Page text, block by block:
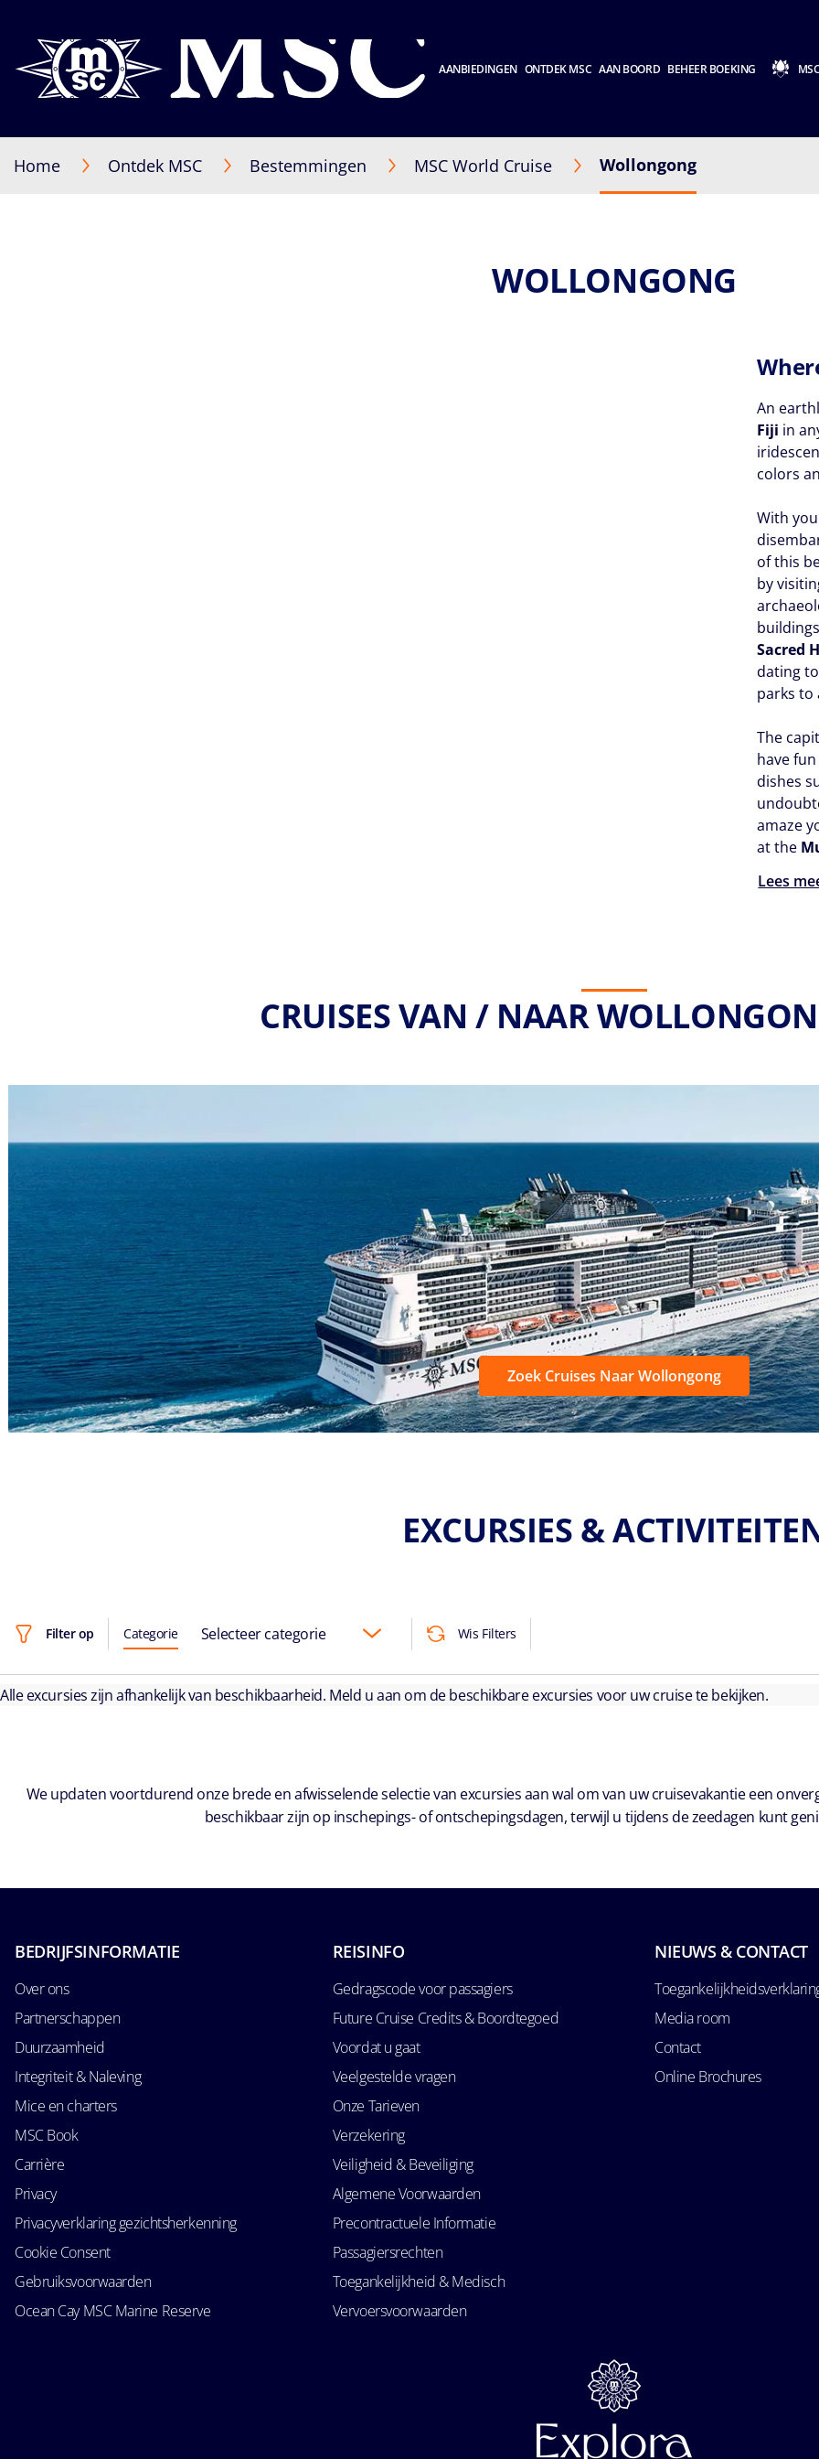
AANBIEDINGEN ONTDEK MSC AAN BOORD BEHEER BOEKING
Home Ontdek MSC Bestemmingen MSC World Cruise Wollongong
WOLLONGONG
An
Fiji in
colors
With
of this
by
Sacred
dating
parks to
The
have
dishes
amaze
at the
Lees
CRUISES VAN / NAAR
Zoek Cruises Naar Wollongong
EXCURSIES &
Filter op Categorie Selecteer categorie Wis Filters
Alle excursies zijn afhankelijk van beschikbaarheid. Meld u aan om de beschikbare excursies voor uw cruise te bekijken.
We updaten voortdurend onze brede en afwisselende selectie van excursies aan wal om van uw cruisevakantie een
beschikbaar zijn op inschepings- of ontschepingsdagen, terwijl u tijdens de zeedagen kunt
BEDRIJFSINFORMATIE
Over ons
Partnerschappen
Duurzaamheid
Integriteit & Naleving
Mice en charters
MSC Book
Carrière
Privacy
Privacyverklaring gezichtsherkenning
Cookie Consent
Gebruiksvoorwaarden
Ocean Cay MSC Marine Reserve
REISINFO
Gedragscode voor passagiers
Future Cruise Credits & Boordtegoed
Voordat u gaat
Veelgestelde vragen
Onze Tarieven
Verzekering
Veiligheid & Beveiliging
Algemene Voorwaarden
Precontractuele Informatie
Passagiersrechten
Toegankelijkheid & Medisch
Vervoersvoorwaarden
NIEUWS & CONTACT
Media room
Contact
Online Brochures